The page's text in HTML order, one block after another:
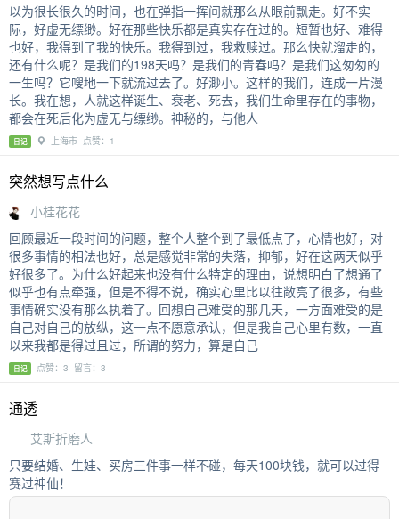
以为很长很久的时间，也在弹指一挥间就那么从眼前飘走。好不实
际，好虚无缥缈。好在那些快乐都是真实存在过的。短暂也好、难得
也好，我得到了我的快乐。我得到过，我救赎过。那么快就溜走的，
还有什么呢？是我们的198天吗？是我们的青春吗？是我们这匆匆的
一生吗？它嗖地一下就流过去了。好渺小。这样的我们，连成一片漫
长。我在想，人就这样诞生、衰老、死去，我们生命里存在的事物，
都会在死后化为虚无与缥缈。神秘的，与他人
日记 上海市 点赞：1
突然想写点什么
小桂花花
回顾最近一段时间的问题，整个人整个到了最低点了，心情也好，对
很多事情的相法也好，总是感觉非常的失落，抑郁，好在这两天似乎
好很多了。为什么好起来也没有什么特定的理由，说想明白了想通了
似乎也有点牵强，但是不得不说，确实心里比以往敞亮了很多，有些
事情确实没有那么执着了。回想自己难受的那几天，一方面难受的是
自己对自己的放纵，这一点不愿意承认，但是我自己心里有数，一直
以来我都是得过且过，所谓的努力，算是自己
日记 点赞：3 留言：3
通透
艾斯折磨人
只要结婚、生娃、买房三件事一样不碰，每天100块钱，就可以过得
赛过神仙！